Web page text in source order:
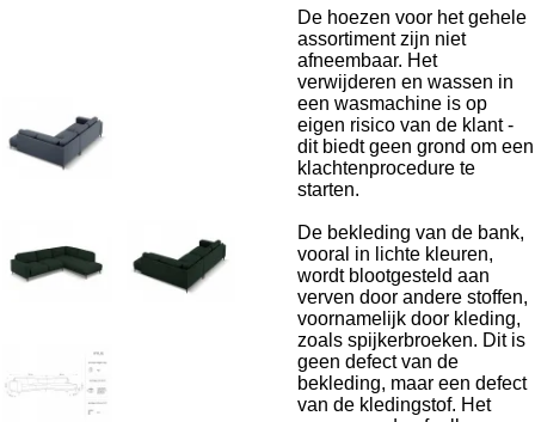
De hoezen voor het gehele
assortiment zijn niet
afneembaar. Het
verwijderen en wassen in
een wasmachine is op
eigen risico van de klant -
dit biedt geen grond om een
​​klachtenprocedure te
starten.
De bekleding van de bank,
vooral in lichte kleuren,
wordt blootgesteld aan
verven door andere stoffen,
voornamelijk door kleding,
zoals spijkerbroeken. Dit is
geen defect van de
bekleding, maar een defect
van de kledingstof. Het